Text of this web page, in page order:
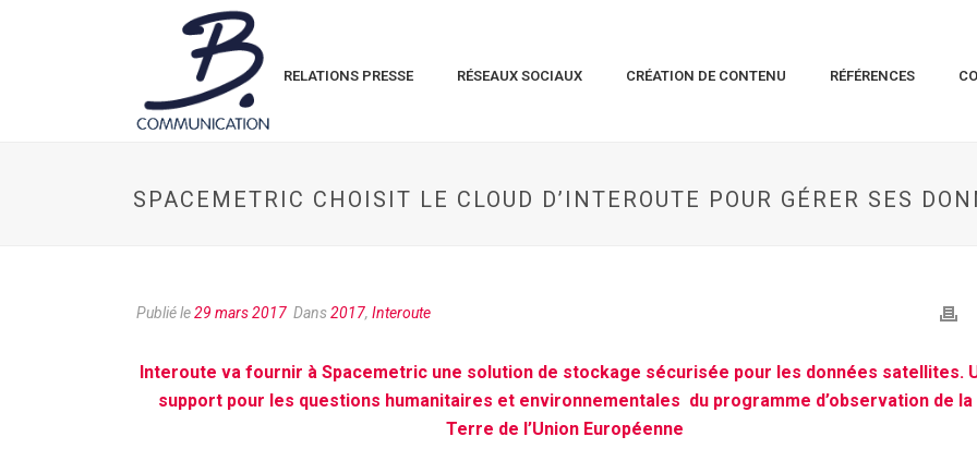
RELATIONS PRESSE RÉSEAUX SOCIAUX CRÉATION DE CONTENU RÉFÉRENCES
SPACEMETRIC CHOISIT LE CLOUD D’INTEROUTE POUR GÉRER SES
Publié le29 mars 2017 Dans2017, Interoute
Interoute va fournir à Spacemetric une solution de stockage sécurisée pour les données satellites.
support pour les questions humanitaires et environnementales du programme d’observation de la
Terre de l’Union Européenne